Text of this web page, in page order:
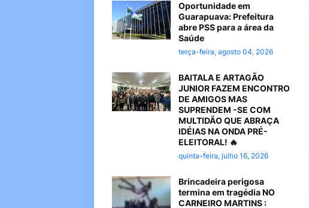
Oportunidade em
Guarapuava: Prefeitura
abre PSS para a área da
Saúde
terça-feira, agosto 04, 2026
BAITALA E ARTAGÃO
JUNIOR FAZEM ENCONTRO
DE AMIGOS MAS
SUPRENDEM -SE COM
MULTIDÃO QUE ABRAÇA
IDÉIAS NA ONDA PRÉ-
ELEITORAL! 🔥
quinta-feira, julho 16, 2026
Brincadeira perigosa
termina em tragédia NO
CARNEIRO MARTINS :